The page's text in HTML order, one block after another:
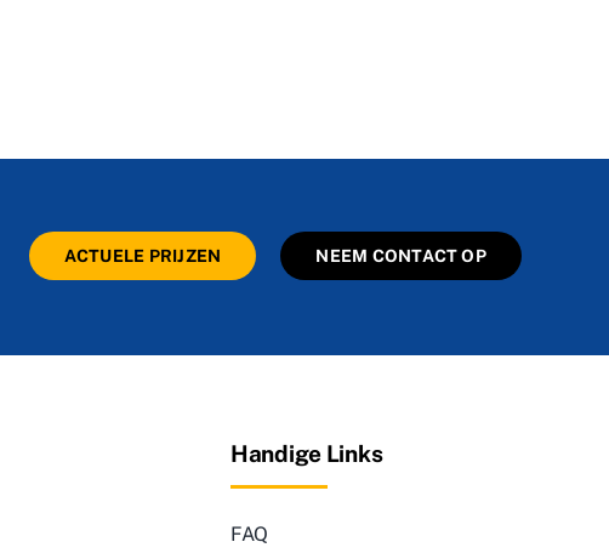
ACTUELE PRIJZEN NEEM CONTACT OP
Handige Links
FAQ